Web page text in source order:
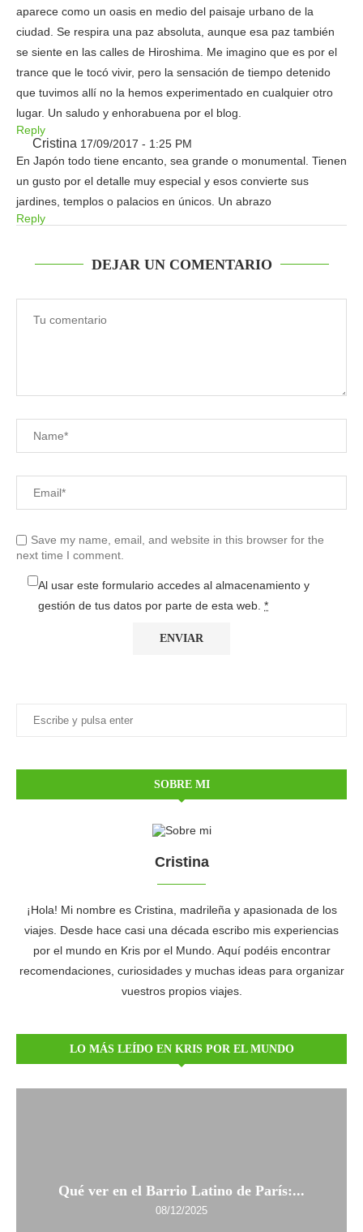
aparece como un oasis en medio del paisaje urbano de la
ciudad. Se respira una paz absoluta, aunque esa paz también
se siente en las calles de Hiroshima. Me imagino que es por el
trance que le tocó vivir, pero la sensación de tiempo detenido
que tuvimos allí no la hemos experimentado en cualquier otro
lugar. Un saludo y enhorabuena por el blog.
Reply
Cristina 17/09/2017 - 1:25 PM
En Japón todo tiene encanto, sea grande o monumental. Tienen
un gusto por el detalle muy especial y esos convierte sus
jardines, templos o palacios en únicos. Un abrazo
Reply
DEJAR UN COMENTARIO
Save my name, email, and website in this browser for the
next time I comment.
Al usar este formulario accedes al almacenamiento y
gestión de tus datos por parte de esta web. *
SOBRE MI
Cristina
¡Hola! Mi nombre es Cristina, madrileña y apasionada de los
viajes. Desde hace casi una década escribo mis experiencias
por el mundo en Kris por el Mundo. Aquí podéis encontrar
recomendaciones, curiosidades y muchas ideas para organizar
vuestros propios viajes.
LO MÁS LEÍDO EN KRIS POR EL MUNDO
Qué ver en el Barrio Latino de París:...
08/12/2025